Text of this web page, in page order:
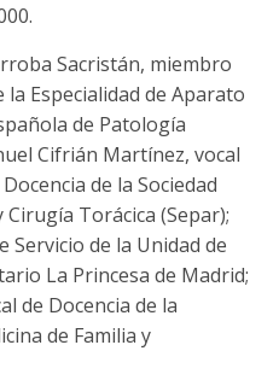
Sacristán, miembro
Especialidad de Aparato
de Patología
Cifrián Martínez, vocal
de la Sociedad
Torácica (Separ);
Servicio de la Unidad de
La Princesa de Madrid;
de Docencia de la
de Familia y